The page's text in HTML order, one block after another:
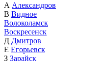
А Александров
В Видное
Волоколамск
Воскресенск
Д Дмитров
Е Егорьевск
З Зарайск